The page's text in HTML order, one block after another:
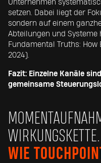
Unternehmen
setzen. Dabei liegt der
sondern auf einem
Abteilungen und Systeme
Fundamental Truths: How
2024).
Fazit: Einzelne Kanäle
gemeinsame
WIRKUNGSKETTE.
WIE